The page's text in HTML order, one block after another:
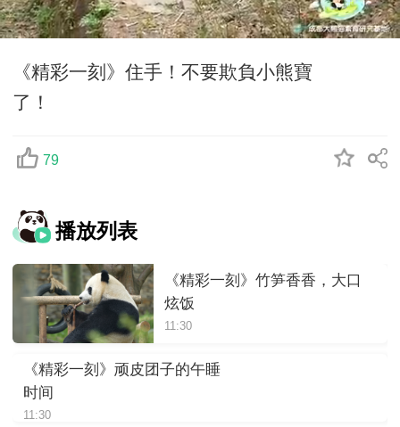
《精彩一刻》住手！不要欺負小熊寶
了！
79
播放列表
《精彩一刻》竹笋香香，大口
炫饭
11:30
《精彩一刻》顽皮团子的午睡
时间
11:30